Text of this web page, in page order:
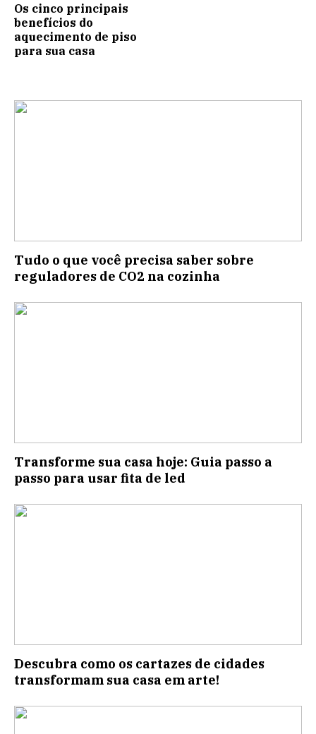
Os cinco principais
benefícios do
aquecimento de piso
para sua casa
Tudo o que você precisa saber sobre
reguladores de CO2 na cozinha
Transforme sua casa hoje: Guia passo a
passo para usar fita de led
Descubra como os cartazes de cidades
transformam sua casa em arte!